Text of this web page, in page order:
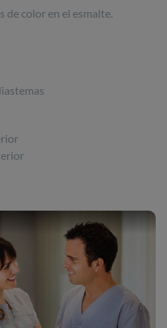
de color en el esmalte.